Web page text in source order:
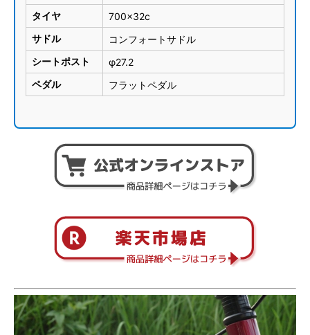
タイヤ
700×32c
サドル
コンフォートサドル
シートポスト
φ27.2
ペダル
フラットペダル